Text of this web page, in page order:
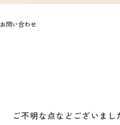
お問い合わせ
ご不明な点などございまし